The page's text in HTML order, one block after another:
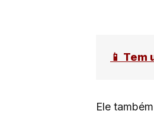
📱
Ele